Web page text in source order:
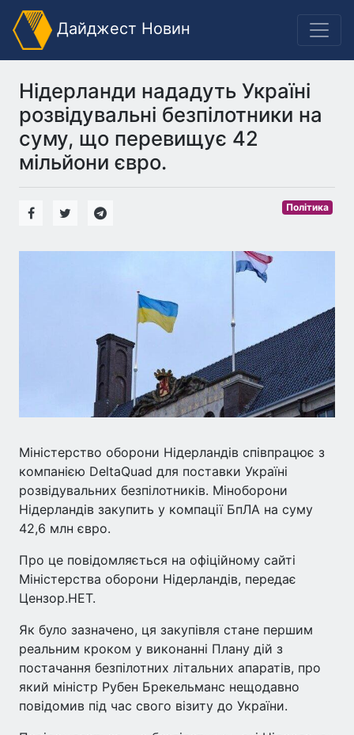
Дайджест Новин
Нідерланди нададуть Україні
розвідувальні безпілотники на
суму, що перевищує 42
мільйони євро.
Політика
Міністерство оборони Нідерландів співпрацює з
компанією DeltaQuad для поставки Україні
розвідувальних безпілотників. Міноборони
Нідерландів закупить у компації БпЛА на суму
42,6 млн євро.
Про це повідомляється на офіційному сайті
Міністерства оборони Нідерландів, передає
Цензор.НЕТ.
Як було зазначено, ця закупівля стане першим
реальним кроком у виконанні Плану дій з
постачання безпілотних літальних апаратів, про
який міністр Рубен Брекельманс нещодавно
повідомив під час свого візиту до України.